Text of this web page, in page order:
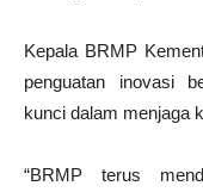
Kepala BRMP
penguatan inovasi
kunci dalam menjaga
“BRMP terus